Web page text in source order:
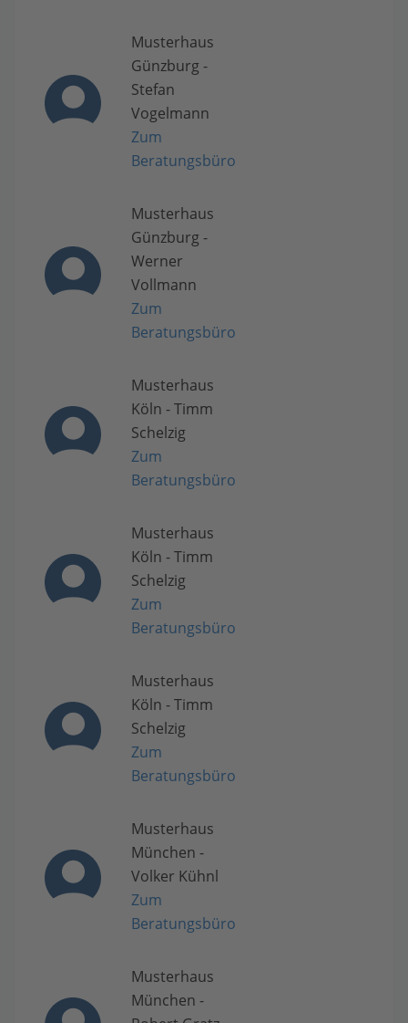
Musterhaus
Günzburg -
Stefan
Vogelmann
Zum
Beratungsbüro
Musterhaus
Günzburg -
Werner
Vollmann
Zum
Beratungsbüro
Musterhaus
Köln - Timm
Schelzig
Zum
Beratungsbüro
Musterhaus
Köln - Timm
Schelzig
Zum
Beratungsbüro
Musterhaus
Köln - Timm
Schelzig
Zum
Beratungsbüro
Musterhaus
München -
Volker Kühnl
Zum
Beratungsbüro
Musterhaus
München -